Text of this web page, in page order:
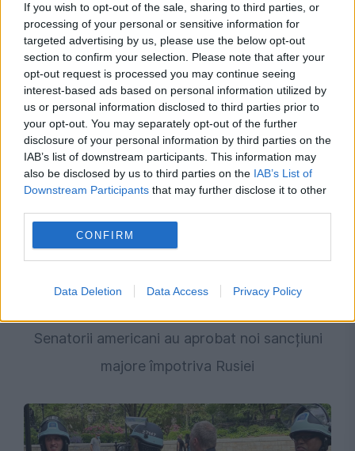
If you wish to opt-out of the sale, sharing to third parties, or
processing of your personal or sensitive information for
targeted advertising by us, please use the below opt-out
section to confirm your selection. Please note that after your
opt-out request is processed you may continue seeing
interest-based ads based on personal information utilized by
us or personal information disclosed to third parties prior to
your opt-out. You may separately opt-out of the further
disclosure of your personal information by third parties on the
IAB’s list of downstream participants. This information may
also be disclosed by us to third parties on the IAB’s List of
Downstream Participants that may further disclose it to other
CONFIRM
Data Deletion Data Access Privacy Policy
de urgență pentru energie și susține
menținerea centralelor pe cărbune. Critici la
adresa lui Bolojan
Senatorii americani au aprobat noi sancțiuni
majore împotriva Rusiei